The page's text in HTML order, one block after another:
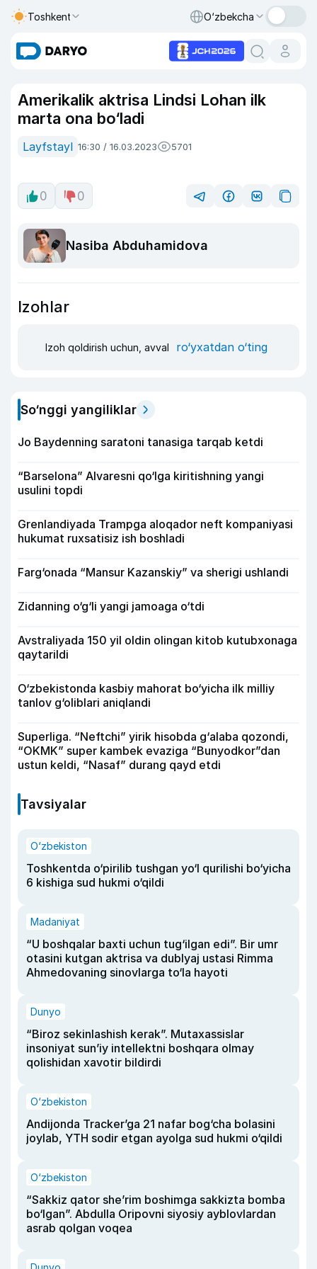
Toshkent O‘zbekcha
Amerikalik aktrisa Lindsi Lohan ilk
marta ona bo‘ladi
Layfstayl 16:30 / 16.03.2023 5701
0 0
Nasiba Abduhamidova
Izohlar
Izoh qoldirish uchun, avval ro‘yxatdan o‘ting
So‘nggi yangiliklar
Jo Baydenning saratoni tanasiga tarqab ketdi
“Barselona” Alvaresni qo‘lga kiritishning yangi
usulini topdi
Grenlandiyada Trampga aloqador neft kompaniyasi
hukumat ruxsatisiz ish boshladi
Farg‘onada “Mansur Kazanskiy” va sherigi ushlandi
Zidanning o‘g‘li yangi jamoaga o‘tdi
Avstraliyada 150 yil oldin olingan kitob kutubxonaga
qaytarildi
O‘zbekistonda kasbiy mahorat bo‘yicha ilk milliy
tanlov g‘oliblari aniqlandi
Superliga. “Neftchi” yirik hisobda g‘alaba qozondi,
“OKMK” super kambek evaziga “Bunyodkor”dan
ustun keldi, “Nasaf” durang qayd etdi
Tavsiyalar
O‘zbekiston
Toshkentda o‘pirilib tushgan yo‘l qurilishi bo‘yicha
6 kishiga sud hukmi o‘qildi
Madaniyat
“U boshqalar baxti uchun tug‘ilgan edi”. Bir umr
otasini kutgan aktrisa va dublyaj ustasi Rimma
Ahmedovaning sinovlarga to‘la hayoti
Dunyo
“Biroz sekinlashish kerak”. Mutaxassislar
insoniyat sun’iy intellektni boshqara olmay
qolishidan xavotir bildirdi
O‘zbekiston
Andijonda Tracker’ga 21 nafar bog‘cha bolasini
joylab, YTH sodir etgan ayolga sud hukmi o‘qildi
O‘zbekiston
“Sakkiz qator she’rim boshimga sakkizta bomba
bo‘lgan”. Abdulla Oripovni siyosiy ayblovlardan
asrab qolgan voqea